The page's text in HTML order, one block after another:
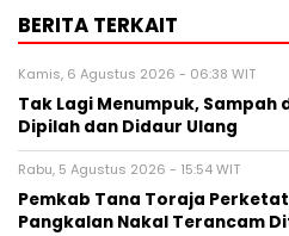
BERITA TERKAIT
Kamis, 6 Agustus 2026 - 06:38 WIT
Tak Lagi Menumpuk, Sampah
Dipilah dan Didaur Ulang
Rabu, 5 Agustus 2026 - 15:54 WIT
Pemkab Tana Toraja Perketat
Pangkalan Nakal Terancam